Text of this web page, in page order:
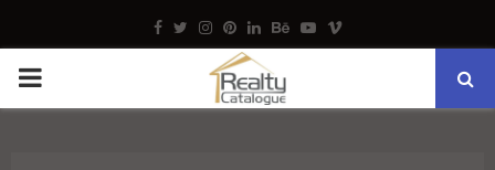
Facebook
TwitterInstagram
Pinterest
LinkedinBehance
Youtube
Vimeo
PRIMARY